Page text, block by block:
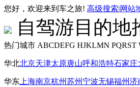
您好，欢迎来到车之旅! 高级搜索|网站
自驾游目的地
热门城市 ABCDEFG HJKLMN PQRST
华北北京天津太原唐山呼和浩特石家庄
华东 上海南京杭州苏州宁波无锡福州济